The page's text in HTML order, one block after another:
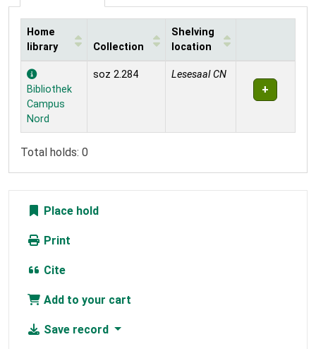
Holdings
Home
library
Collection
Shelving
location
Bibliothek
Campus
Nord
soz 2.284 Lesesaal CN
Total holds: 0
Place hold
Print
Cite
Add to your cart
Save record